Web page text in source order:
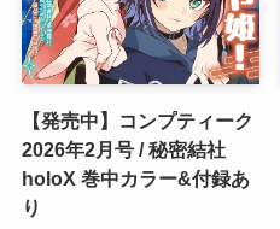
【発売中】コンプティーク
2026年2月号 / 秘密結社
holoX 巻中カラー&付録あ
り